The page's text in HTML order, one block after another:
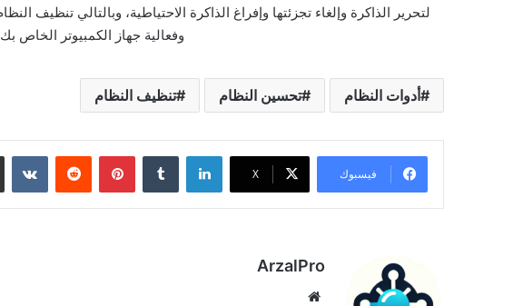
لتحرير الذاكرة وإلغاء تجزئتها وإفراغ الذاكرة الاحتياطية، وبالتالي تنظيف
وفعالية جهاز الكمبيوتر الخاص
أدوات النظام تحسين النظام تنظيف النظام
فيسبوك ‫X
لينكدإن بينتيريست
ArzalPro